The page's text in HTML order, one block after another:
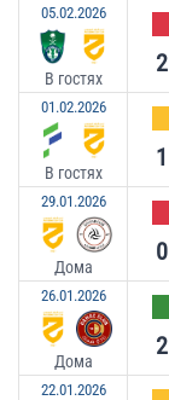
05.02.2026
В гостях
01.02.2026
В гостях
29.01.2026
Дома
26.01.2026
Дома
22.01.2026